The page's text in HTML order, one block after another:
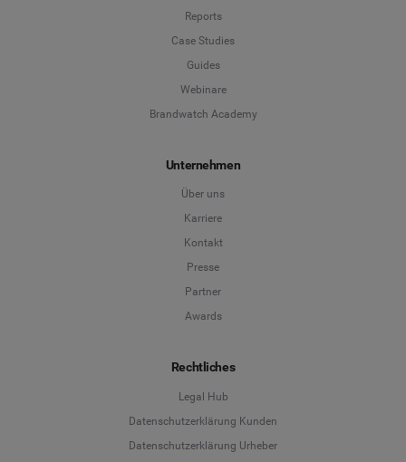
Reports
Case Studies
Guides
Webinare
Brandwatch Academy
Unternehmen
Über uns
Karriere
Kontakt
Presse
Partner
Awards
Rechtliches
Legal Hub
Datenschutzerklärung Kunden
Datenschutzerklärung Urheber